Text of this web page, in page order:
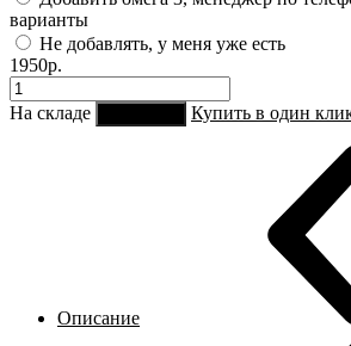
варианты
Не добавлять, у меня уже есть
1950р.
На складе Купить в один
Описание